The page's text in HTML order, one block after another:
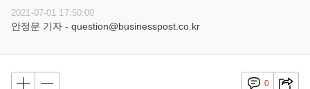
2021-07-01 17:50:00
안정문 기자 - question@businesspost.co.kr
0